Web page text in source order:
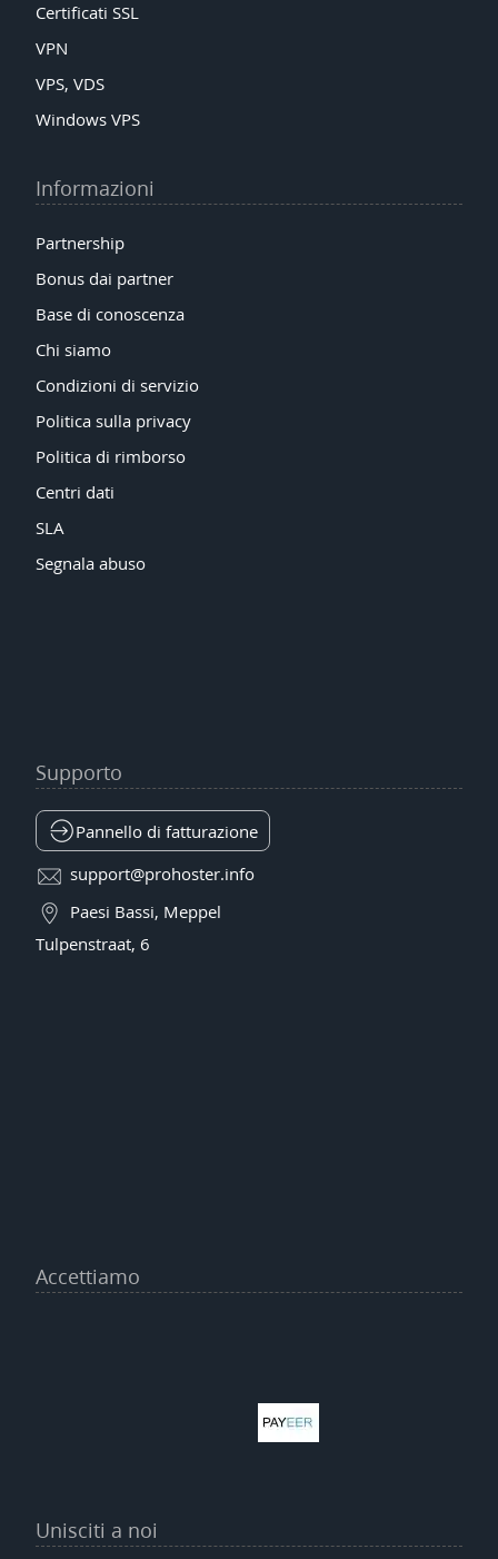
Certificati SSL
VPN
VPS, VDS
Windows VPS
Informazioni
Partnership
Bonus dai partner
Base di conoscenza
Chi siamo
Condizioni di servizio
Politica sulla privacy
Politica di rimborso
Centri dati
SLA
Segnala abuso
Supporto
Pannello di fatturazione
support@prohoster.info
Paesi Bassi, Meppel
Tulpenstraat, 6
Accettiamo
Unisciti a noi